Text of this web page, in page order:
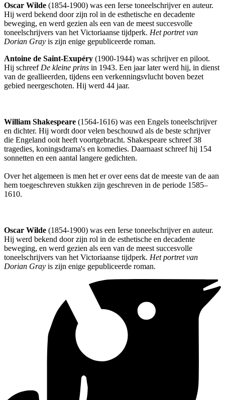
Oscar Wilde (1854-1900) was een Ierse toneelschrijver en auteur.
Hij werd bekend door zijn rol in de esthetische en decadente
beweging, en werd gezien als een van de meest succesvolle
toneelschrijvers van het Victoriaanse tijdperk. Het portret van
Dorian Gray is zijn enige gepubliceerde roman.
Antoine de Saint-Exupéry (1900-1944) was schrijver en piloot.
Hij schreef De kleine prins in 1943. Een jaar later werd hij, in dienst
van de geallieerden, tijdens een verkenningsvlucht boven bezet
gebied neergeschoten. Hij werd 44 jaar.
William Shakespeare (1564-1616) was een Engels toneelschrijver
en dichter. Hij wordt door velen beschouwd als de beste schrijver
die Engeland ooit heeft voortgebracht. Shakespeare schreef 38
tragedies, koningsdrama's en komedies. Daarnaast schreef hij 154
sonnetten en een aantal langere gedichten.
Over het algemeen is men het er over eens dat de meeste van de aan
hem toegeschreven stukken zijn geschreven in de periode 1585–
1610.
Oscar Wilde (1854-1900) was een Ierse toneelschrijver en auteur.
Hij werd bekend door zijn rol in de esthetische en decadente
beweging, en werd gezien als een van de meest succesvolle
toneelschrijvers van het Victoriaanse tijdperk. Het portret van
Dorian Gray is zijn enige gepubliceerde roman.